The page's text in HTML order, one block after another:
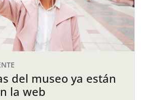
del museo ya están
la web